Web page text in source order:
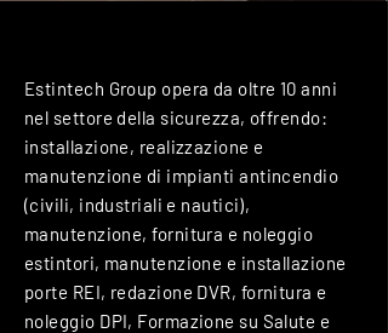
Estintech Group opera da oltre 10 anni
nel settore della sicurezza, offrendo:
installazione, realizzazione e
manutenzione di impianti antincendio
(civili, industriali e nautici),
manutenzione, fornitura e noleggio
estintori, manutenzione e installazione
porte REI, redazione DVR, fornitura e
noleggio DPI, Formazione su Salute e